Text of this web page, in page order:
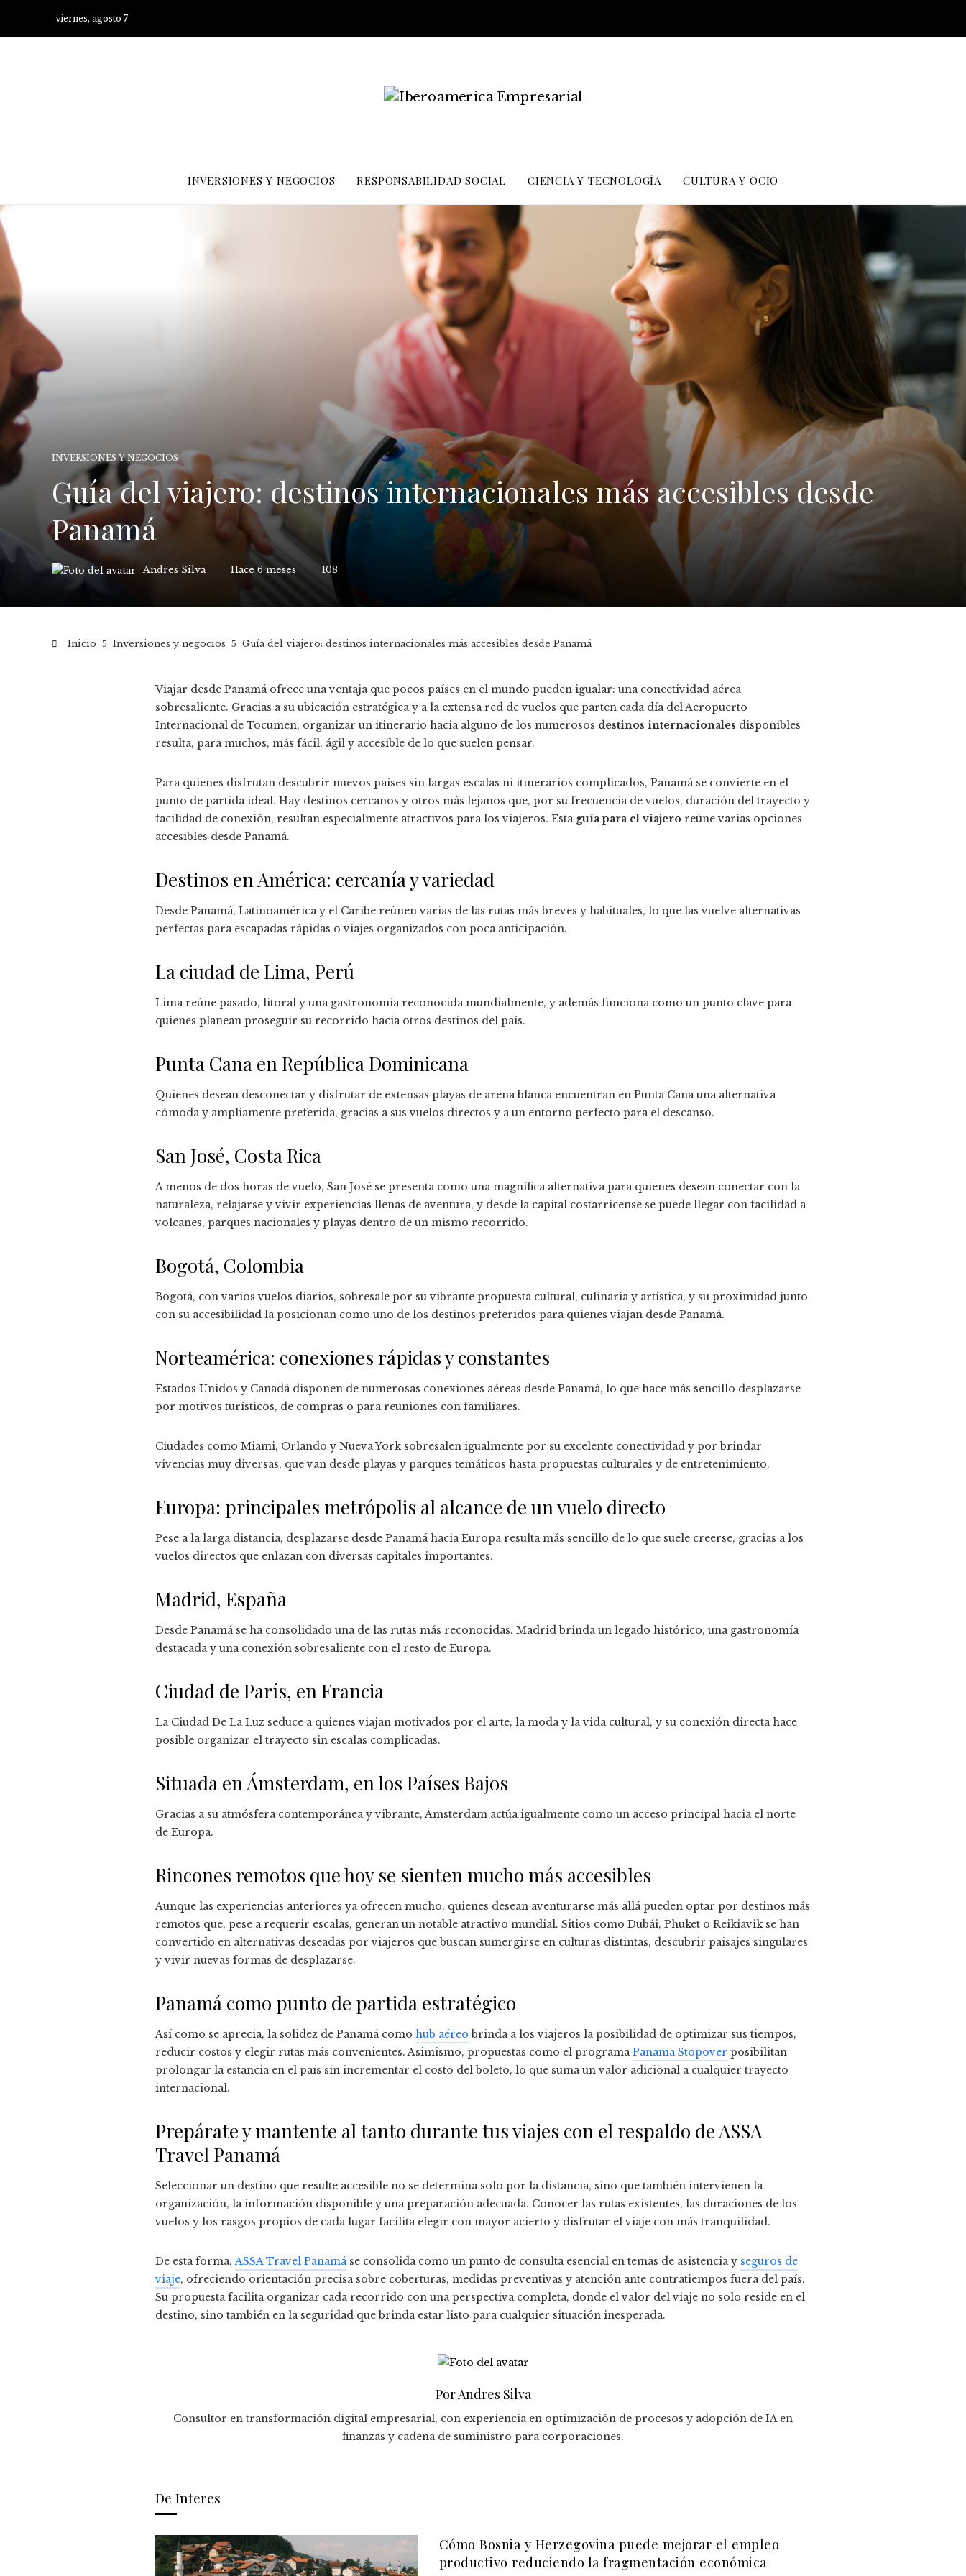
viernes, agosto 7
INVERSIONES Y NEGOCIOS RESPONSABILIDAD SOCIAL CIENCIA Y TECNOLOGÍA CULTURA Y OCIO
INVERSIONES Y NEGOCIOS
Guía del viajero: destinos internacionales más accesibles desde
Panamá
Andres Silva Hace 6 meses 108
Inicio Inversiones y negocios Guía del viajero: destinos internacionales más accesibles desde Panamá
Viajar desde Panamá ofrece una ventaja que pocos países en el mundo pueden igualar: una conectividad aérea
sobresaliente. Gracias a su ubicación estratégica y a la extensa red de vuelos que parten cada día del Aeropuerto
Internacional de Tocumen, organizar un itinerario hacia alguno de los numerosos destinos internacionales disponibles
resulta, para muchos, más fácil, ágil y accesible de lo que suelen pensar.
Para quienes disfrutan descubrir nuevos países sin largas escalas ni itinerarios complicados, Panamá se convierte en el
punto de partida ideal. Hay destinos cercanos y otros más lejanos que, por su frecuencia de vuelos, duración del trayecto y
facilidad de conexión, resultan especialmente atractivos para los viajeros. Esta guía para el viajero reúne varias opciones
accesibles desde Panamá.
Destinos en América: cercanía y variedad
Desde Panamá, Latinoamérica y el Caribe reúnen varias de las rutas más breves y habituales, lo que las vuelve alternativas
perfectas para escapadas rápidas o viajes organizados con poca anticipación.
La ciudad de Lima, Perú
Lima reúne pasado, litoral y una gastronomía reconocida mundialmente, y además funciona como un punto clave para
quienes planean proseguir su recorrido hacia otros destinos del país.
Punta Cana en República Dominicana
Quienes desean desconectar y disfrutar de extensas playas de arena blanca encuentran en Punta Cana una alternativa
cómoda y ampliamente preferida, gracias a sus vuelos directos y a un entorno perfecto para el descanso.
San José, Costa Rica
A menos de dos horas de vuelo, San José se presenta como una magnífica alternativa para quienes desean conectar con la
naturaleza, relajarse y vivir experiencias llenas de aventura, y desde la capital costarricense se puede llegar con facilidad a
volcanes, parques nacionales y playas dentro de un mismo recorrido.
Bogotá, Colombia
Bogotá, con varios vuelos diarios, sobresale por su vibrante propuesta cultural, culinaria y artística, y su proximidad junto
con su accesibilidad la posicionan como uno de los destinos preferidos para quienes viajan desde Panamá.
Norteamérica: conexiones rápidas y constantes
Estados Unidos y Canadá disponen de numerosas conexiones aéreas desde Panamá, lo que hace más sencillo desplazarse
por motivos turísticos, de compras o para reuniones con familiares.
Ciudades como Miami, Orlando y Nueva York sobresalen igualmente por su excelente conectividad y por brindar
vivencias muy diversas, que van desde playas y parques temáticos hasta propuestas culturales y de entretenimiento.
Europa: principales metrópolis al alcance de un vuelo directo
Pese a la larga distancia, desplazarse desde Panamá hacia Europa resulta más sencillo de lo que suele creerse, gracias a los
vuelos directos que enlazan con diversas capitales importantes.
Madrid, España
Desde Panamá se ha consolidado una de las rutas más reconocidas. Madrid brinda un legado histórico, una gastronomía
destacada y una conexión sobresaliente con el resto de Europa.
Ciudad de París, en Francia
La Ciudad De La Luz seduce a quienes viajan motivados por el arte, la moda y la vida cultural, y su conexión directa hace
posible organizar el trayecto sin escalas complicadas.
Situada en Ámsterdam, en los Países Bajos
Gracias a su atmósfera contemporánea y vibrante, Ámsterdam actúa igualmente como un acceso principal hacia el norte
de Europa.
Rincones remotos que hoy se sienten mucho más accesibles
Aunque las experiencias anteriores ya ofrecen mucho, quienes desean aventurarse más allá pueden optar por destinos más
remotos que, pese a requerir escalas, generan un notable atractivo mundial. Sitios como Dubái, Phuket o Reikiavik se han
convertido en alternativas deseadas por viajeros que buscan sumergirse en culturas distintas, descubrir paisajes singulares
y vivir nuevas formas de desplazarse.
Panamá como punto de partida estratégico
Así como se aprecia, la solidez de Panamá como hub aéreo brinda a los viajeros la posibilidad de optimizar sus tiempos,
reducir costos y elegir rutas más convenientes. Asimismo, propuestas como el programaPanama Stopover posibilitan
prolongar la estancia en el país sin incrementar el costo del boleto, lo que suma un valor adicional a cualquier trayecto
internacional.
Prepárate y mantente al tanto durante tus viajes con el respaldo de ASSA
Travel Panamá
Seleccionar un destino que resulte accesible no se determina solo por la distancia, sino que también intervienen la
organización, la información disponible y una preparación adecuada. Conocer las rutas existentes, las duraciones de los
vuelos y los rasgos propios de cada lugar facilita elegir con mayor acierto y disfrutar el viaje con más tranquilidad.
De esta forma,ASSA Travel Panamáse consolida como un punto de consulta esencial en temas de asistencia y seguros de
viaje, ofreciendo orientación precisa sobre coberturas, medidas preventivas y atención ante contratiempos fuera del país.
Su propuesta facilita organizar cada recorrido con una perspectiva completa, donde el valor del viaje no solo reside en el
destino, sino también en la seguridad que brinda estar listo para cualquier situación inesperada.
Por Andres Silva
Consultor en transformación digital empresarial, con experiencia en optimización de procesos y adopción de IA en
finanzas y cadena de suministro para corporaciones.
De Interes
Cómo Bosnia y Herzegovina puede mejorar el empleo
productivo reduciendo la fragmentación económica